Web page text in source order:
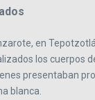
en
los cuerpos
presentaban
blanca.